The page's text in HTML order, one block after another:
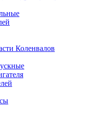
Коленвалов